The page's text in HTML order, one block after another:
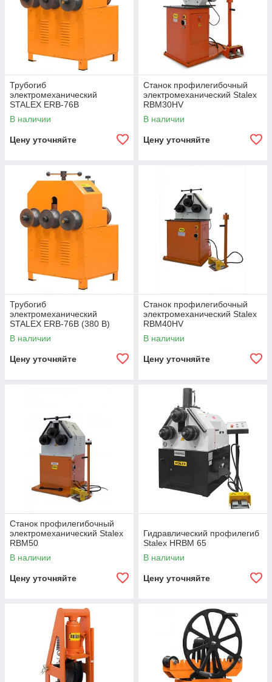
Трубогиб
электромеханический
STALEX ERB-76B
В наличии
Цену уточняйте
Станок профилегибочный
электромеханический Stalex
RBM30HV
В наличии
Цену уточняйте
Трубогиб
электромеханический
STALEX ERB-76B (380 В)
В наличии
Цену уточняйте
Станок профилегибочный
электромеханический Stalex
RBM40HV
В наличии
Цену уточняйте
Станок профилегибочный
электромеханический Stalex
RBM50
В наличии
Цену уточняйте
Гидравлический профилегиб
Stalex HRBM 65
В наличии
Цену уточняйте